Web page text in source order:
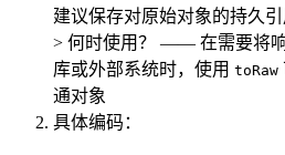
建议保存对原始对象的持久引
> 何时使用？ —— 在需要将
库或外部系统时，使用 toRaw
通对象
具体编码：